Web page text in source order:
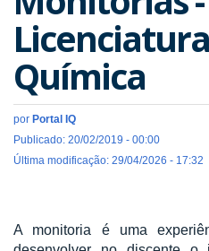
Química
por Portal IQ
Publicado: 20/02/2019 - 00:00
Última modificação: 29/04/2026 - 17:32
A monitoria é uma